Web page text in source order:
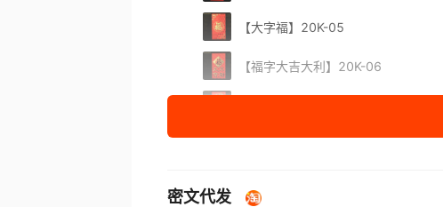
【大字福】20K-05
【福字大吉大利】20K-06
密文代发